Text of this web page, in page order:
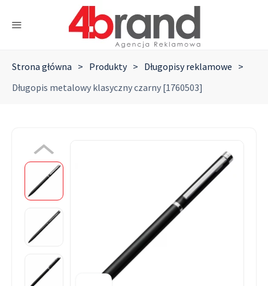
Strona główna > Produkty > Długopisy reklamowe >
Długopis metalowy klasyczny czarny [1760503]